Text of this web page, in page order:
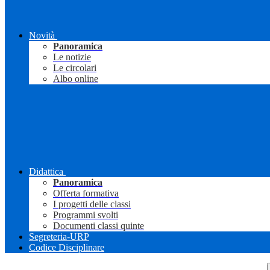
Novità
Panoramica
Le notizie
Le circolari
Albo online
Didattica
Panoramica
Offerta formativa
I progetti delle classi
Programmi svolti
Documenti classi quinte
Segreteria-URP
Codice Disciplinare